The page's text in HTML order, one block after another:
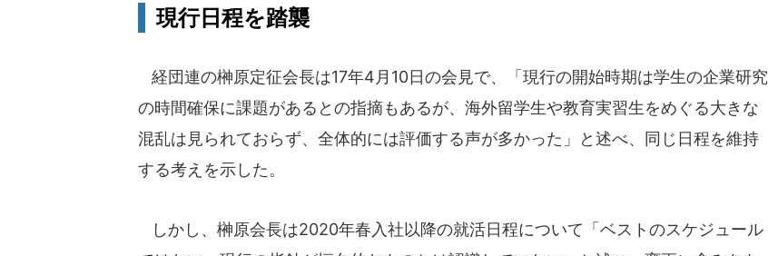
現行日程を踏襲
経団連の榊原定征会長は17年4月10日の会見で、「現行の開始時期は学生の企業研究
の時間確保に課題があるとの指摘もあるが、海外留学生や教育実習生をめぐる大きな
混乱は見られておらず、全体的には評価する声が多かった」と述べ、同じ日程を維持
する考えを示した。
しかし、榊原会長は2020年春入社以降の就活日程について「ベストのスケジュール